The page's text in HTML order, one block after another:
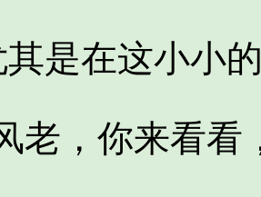
在这小小的
，你来看看